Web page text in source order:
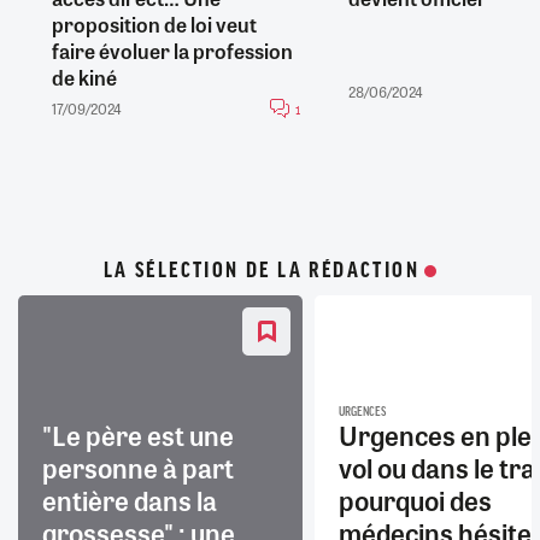
proposition de loi veut
faire évoluer la profession
de kiné
17/09/2024 1
28/06/2024
LA SÉLECTION DE LA RÉDACTION
"Le père est une
personne à part
entière dans la
URGENCES
Urgences en
vol ou dans le
pourquoi des